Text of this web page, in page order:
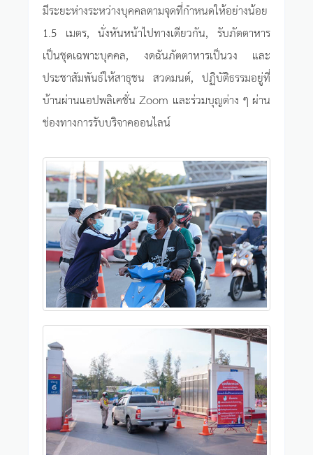
มีระยะห่างระหว่างบุคคลตามจุดที่กำหนดให้อย่างน้อย
1.5 เมตร, นั่งหันหน้าไปทางเดียวกัน, รับภัตตาหาร
เป็นชุดเฉพาะบุคคล, งดฉันภัตตาหารเป็นวง และ
ประชาสัมพันธ์ให้สาธุชน สวดมนต์, ปฏิบัติธรรมอยู่ที่
บ้านผ่านแอปพลิเคชั่น Zoom และร่วมบุญต่าง ๆ ผ่าน
ช่องทางการรับบริจาคออนไลน์